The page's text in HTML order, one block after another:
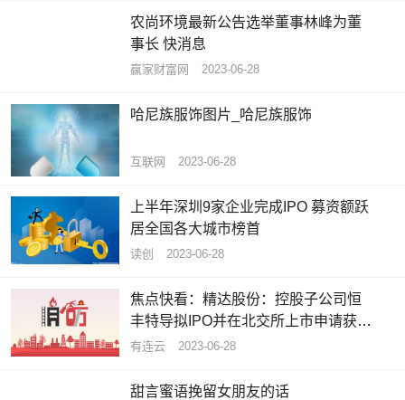
农尚环境最新公告选举董事林峰为董
事长 快消息
赢家财富网 2023-06-28
哈尼族服饰图片_哈尼族服饰
互联网 2023-06-28
上半年深圳9家企业完成IPO 募资额跃
居全国各大城市榜首
读创 2023-06-28
焦点快看：精达股份：控股子公司恒
丰特导拟IPO并在北交所上市申请获得
受理
有连云 2023-06-28
甜言蜜语挽留女朋友的话